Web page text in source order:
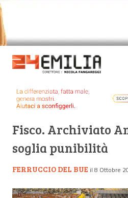
Fisco. Archiviato
soglia punibilità
FERRUCCIO DEL BUE il 8 Ottobre